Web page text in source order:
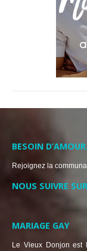
BESOIN
Rejoignez la
NOUS SUIVRE
MARIAGE GAY
Le Vieux Donjon est